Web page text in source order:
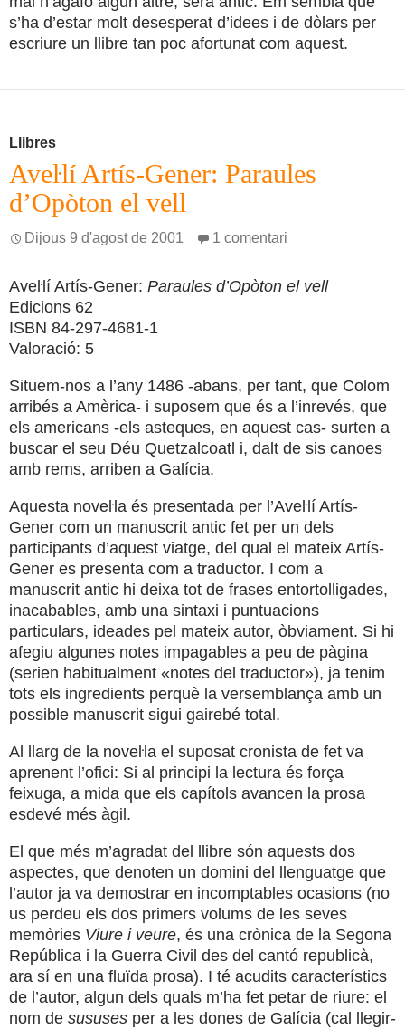
s’ha d’estar molt desesperat d’idees i de dòlars per
escriure un llibre tan poc afortunat com aquest.
Llibres
Aveŀlí Artís-Gener: Paraules
d’Opòton el vell
Dijous 9 d'agost de 2001 1 comentari
Aveŀlí Artís-Gener: Paraules d’Opòton el vell
Edicions 62
ISBN 84-297-4681-1
Valoració: 5
Situem-nos a l’any 1486 -abans, per tant, que Colom
arribés a Amèrica- i suposem que és a l’inrevés, que
els americans -els asteques, en aquest cas- surten a
buscar el seu Déu Quetzalcoatl i, dalt de sis canoes
amb rems, arriben a Galícia.
Aquesta noveŀla és presentada per l’Aveŀlí Artís-
Gener com un manuscrit antic fet per un dels
participants d’aquest viatge, del qual el mateix Artís-
Gener es presenta com a traductor. I com a
manuscrit antic hi deixa tot de frases entortolligades,
inacabables, amb una sintaxi i puntuacions
particulars, ideades pel mateix autor, òbviament. Si hi
afegiu algunes notes impagables a peu de pàgina
(serien habitualment «notes del traductor»), ja tenim
tots els ingredients perquè la versemblança amb un
possible manuscrit sigui gairebé total.
Al llarg de la noveŀla el suposat cronista de fet va
aprenent l’ofici: Si al principi la lectura és força
feixuga, a mida que els capítols avancen la prosa
esdevé més àgil.
El que més m’agradat del llibre són aquests dos
aspectes, que denoten un domini del llenguatge que
l’autor ja va demostrar en incomptables ocasions (no
us perdeu els dos primers volums de les seves
memòries Viure i veure, és una crònica de la Segona
República i la Guerra Civil des del cantó republicà,
ara sí en una fluïda prosa). I té acudits característics
de l’autor, algun dels quals m’ha fet petar de riure: el
nom de sususes per a les dones de Galícia (cal llegir-